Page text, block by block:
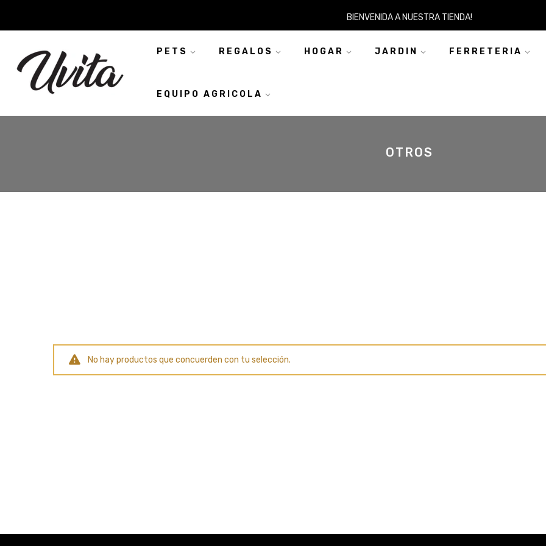
BIENVENIDA A NUESTRA TIENDA!
PETS REGALOS HOGAR JARDIN FERRETERIA
EQUIPO AGRICOLA
OTROS
No hay productos que concuerden con tu selección.